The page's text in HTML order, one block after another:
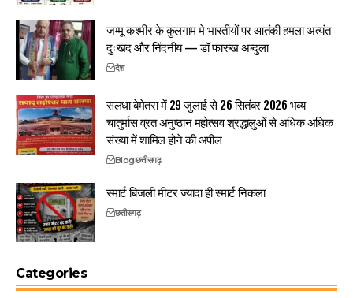
जम्मू कश्मीर के कुलगाम मे भारतीयों पर आतंकी हमला अत्यंत
दुःखद और निंदनीय — डॉ फारुख अब्दुला
देश
सलधा बेमेतरा में 29 जुलाई से 26 सितंबर 2026 भव्य
चातुर्मास व्रत अनुष्ठान महोत्सव श्रद्धालुओं से अधिक अधिक
संख्या में शामिल होने की अपील
Blogछत्तीसगढ़
स्मार्ट बिजली मीटर ज्यादा ही स्मार्ट निकला
छत्तीसगढ़
Categories